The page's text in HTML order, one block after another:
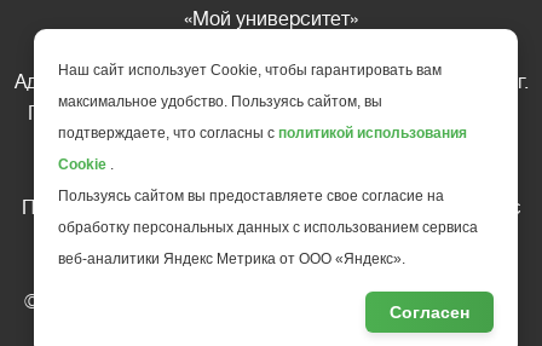
«Мой университет»
Адрес редакции: 185035 Россия, Республика Карелия, г.
Петрозаводск, ул. Фридриха Энгельса д.10, офис 211
Телефон редакции: +7 (499) 685-10-45
Перепечатка материалов газеты допускается только c
письменного разрешения редакции
Ссылка на «Газету педагогов» обязательна.
© АНО ДПО "Инновационный образовательный центр
повышения квалификации и переподготовки "Мой
Наш сайт использует Cookie, чтобы гарантировать вам
максимальное удобство. Пользуясь сайтом, вы
подтверждаете, что согласны с политикой использования
Cookie .
Пользуясь сайтом вы предоставляете свое согласие на
обработку персональных данных с использованием сервиса
веб-аналитики Яндекс Метрика от ООО «Яндекс».
Согласен